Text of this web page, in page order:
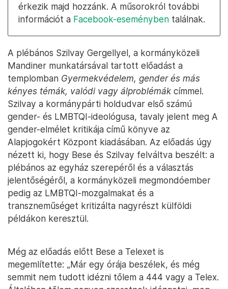
érkezik majd hozzánk. A műsorokról további
információt a Facebook-eseményben találnak.
A plébános Szilvay Gergellyel, a kormányközeli
Mandiner munkatársával tartott előadást a
templomban Gyermekvédelem, gender és más
kényes témák, valódi vagy álproblémákcímmel.
Szilvay a kormánypárti holdudvar első számú
gender- és LMBTQI-ideológusa, tavaly jelent meg A
gender-elmélet kritikája című könyve az
Alapjogokért Központ kiadásában. Az előadás úgy
nézett ki, hogy Bese és Szilvay felváltva beszélt: a
plébános az egyház szerepéről és a választás
jelentőségéről, a kormányközeli megmondóember
pedig az LMBTQI-mozgalmakat és a
transzneműséget kritizálta nagyrészt külföldi
példákon keresztül.
Még az előadás előtt Bese a Telexet is
megemlítette: „Már egy órája beszélek, és még
semmit nem tudott idézni tőlem a 444 vagy a Telex.